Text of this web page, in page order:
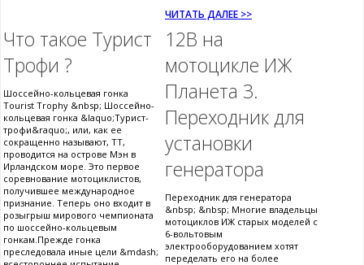
ЧИТАТЬ ДАЛЕЕ >>
Что такое Турист
Трофи ?
Шоссейно-кольцевая гонка
Tourist Trophy &nbsp; Шоссейно-
кольцевая гонка &laquo;Турист-
трофи&raquo;, или, как ее
сокращенно называют, ТТ,
проводится на острове Мэн в
Ирландском море. Это первое
соревнование мотоциклистов,
получившее международное
признание. Теперь оно входит в
розыгрыш мирового чемпионата
по шоссейно-кольцевым
гонкам.Прежде гонка
преследовала иные цели &mdash;
12В на
мотоцикле ИЖ
Планета 3.
Переходник для
установки
генератора
Переходник для генератора
&nbsp; &nbsp; Многие владельцы
мотоциклов ИЖ старых моделей с
6-вольтовым
электрооборудованием хотят
переделать его на более